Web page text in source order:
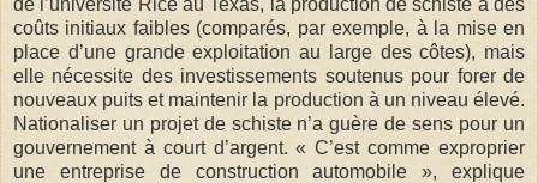
coûts initiaux faibles (comparés, par exemple, à la mise en
place d’une grande exploitation au large des côtes), mais
elle nécessite des investissements soutenus pour forer de
nouveaux puits et maintenir la production à un niveau élevé.
Nationaliser un projet de schiste n’a guère de sens pour un
gouvernement à court d’argent. « C’est comme exproprier
une entreprise de construction automobile », explique